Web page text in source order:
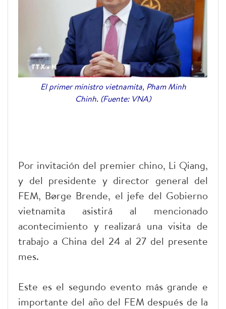
El primer ministro vietnamita, Pham Minh
Chinh. (Fuente: VNA)
Por invitación del premier chino, Li Qiang,
y del presidente y director general del
FEM, Børge Brende, el jefe del Gobierno
vietnamita asistirá al mencionado
acontecimiento y realizará una visita de
trabajo a China del 24 al 27 del presente
mes.
Este es el segundo evento más grande e
importante del año del FEM después de la